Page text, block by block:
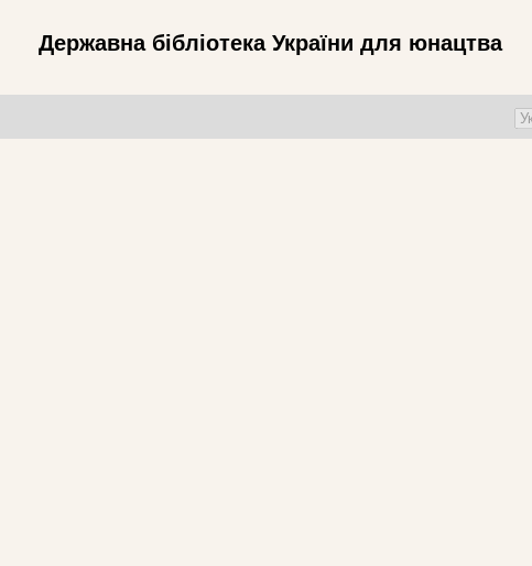
Державна бібліотека України для юнацтва